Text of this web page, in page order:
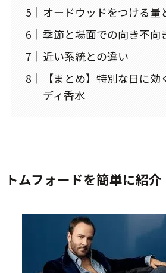
オードウッドをつける量
季節と場面での向き不向
近い系統との違い
【まとめ】特別な日に
ディ香水
トムフォードを簡単に紹介